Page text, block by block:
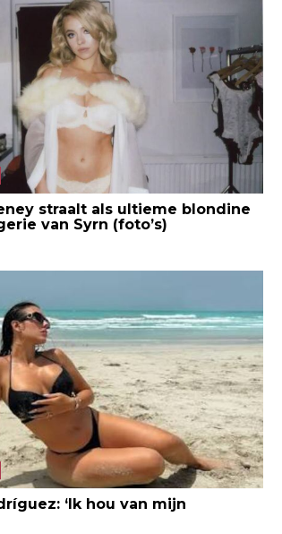
straalt als ultieme blondine
van Syrn (foto’s)
‘Ik hou van mijn